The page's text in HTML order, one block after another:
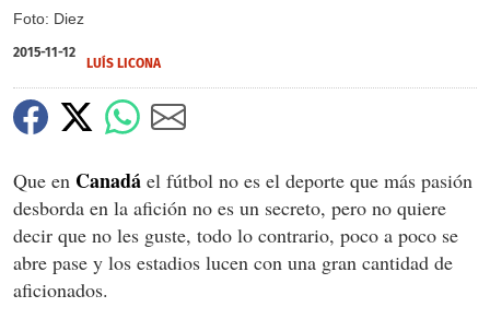
Foto: Diez
2015-11-12
LUÍS LICONA
Que en Canadá el fútbol no es el deporte que más pasión
desborda en la afición no es un secreto, pero no quiere
decir que no les guste, todo lo contrario, poco a poco se
abre pase y los estadios lucen con una gran cantidad de
aficionados.